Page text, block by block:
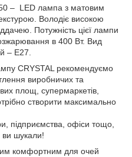
– LED лампа з матовим
Володіє високою
Потужність цієї лампи
в 400 Вт. Вид
– Е27.
CRYSTAL рекомендуємо
виробничих та
площ, супермаркетів,
створити максимально
підприємства, офіси тощо,
ви шукали!
комфортним для очей